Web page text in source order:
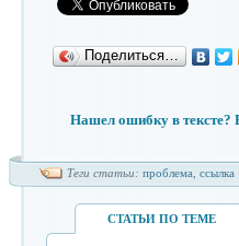
Поделиться…
Нашел ошибку в
Теги статьи: проблема ссылка
СТАТЬИ ПО ТЕМЕ